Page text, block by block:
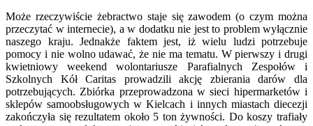
Może rzeczywiście żebractwo staje się zawodem (o czym można
przeczytać w internecie), a w dodatku nie jest to problem wyłącznie
naszego kraju. Jednakże faktem jest, iż wielu ludzi potrzebuje
pomocy i nie wolno udawać, że nie ma tematu. W pierwszy i drugi
kwietniowy weekend wolontariusze Parafialnych Zespołów i
Szkolnych Kół Caritas prowadzili akcję zbierania darów dla
potrzebujących. Zbiórka przeprowadzona w sieci hipermarketów i
sklepów samoobsługowych w Kielcach i innych miastach diecezji
zakończyła się rezultatem około 5 ton żywności. Do koszy trafiały